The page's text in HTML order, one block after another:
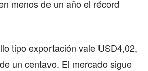
menos de un año el récord
tipo exportación vale USD4,02,
un centavo. El mercado sigue